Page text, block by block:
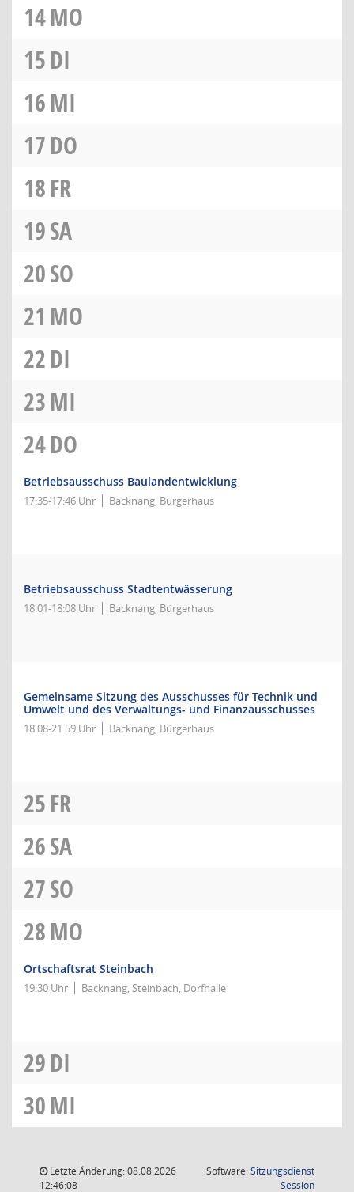
14MO
15DI
16MI
17DO
18FR
19SA
20SO
21 MO
22DI
23MI
24DO
Betriebsausschuss Baulandentwicklung
17:35-17:46 Uhr Backnang, Bürgerhaus
Betriebsausschuss Stadtentwässerung
18:01-18:08 Uhr Backnang, Bürgerhaus
Gemeinsame Sitzung des Ausschusses für Technik und
Umwelt und des Verwaltungs- und Finanzausschusses
18:08-21:59 Uhr Backnang, Bürgerhaus
25FR
26SA
27SO
28MO
Ortschaftsrat Steinbach
19:30 Uhr Backnang, Steinbach, Dorfhalle
29DI
30MI
Letzte Änderung: 08.08.2026
12:46:08
Software:Sitzungsdienst
Session(Wird in